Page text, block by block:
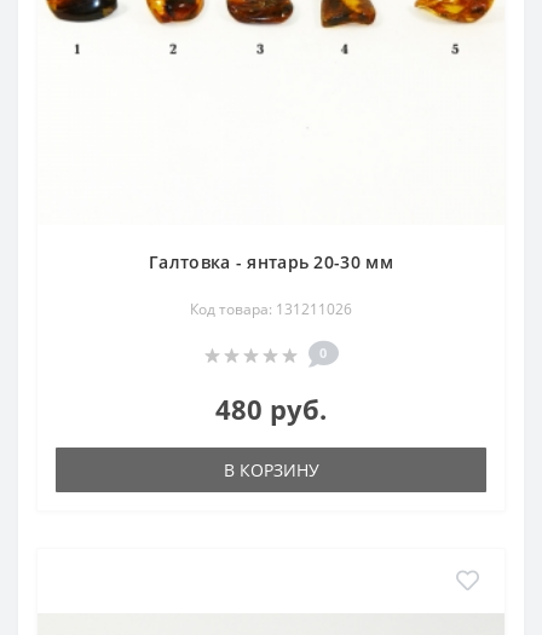
Галтовка - янтарь 20-30 мм
Код товара: 131211026
0
480 руб.
В КОРЗИНУ